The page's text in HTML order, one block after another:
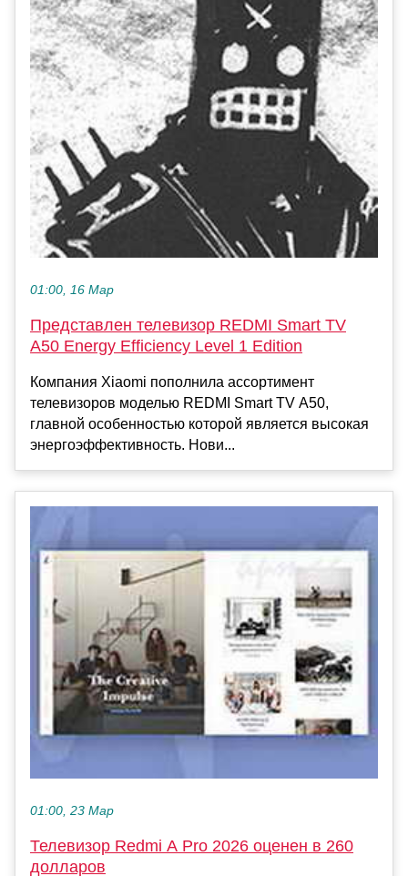
01:00, 16 Мар
Представлен телевизор REDMI Smart TV
A50 Energy Efficiency Level 1 Edition
Компания Xiaomi пополнила ассортимент
телевизоров моделью REDMI Smart TV A50,
главной особенностью которой является высокая
энергоэффективность. Нови...
01:00, 23 Мар
Телевизор Redmi A Pro 2026 оценен в 260
долларов